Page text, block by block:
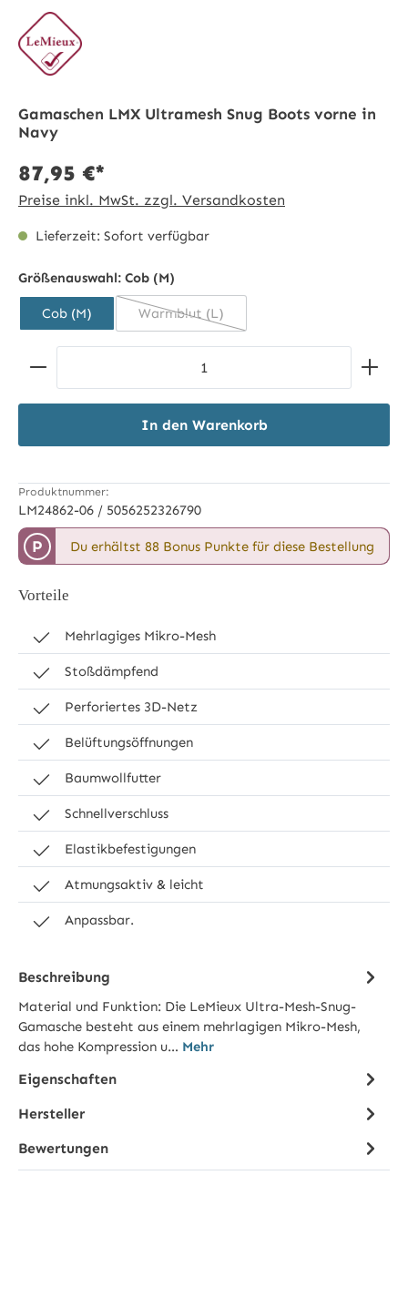
Gamaschen LMX Ultramesh Snug Boots vorne in
Navy
87,95 €*
Preise inkl. MwSt. zzgl. Versandkosten
Lieferzeit: Sofort verfügbar
Größenauswahl: Cob (M)
Cob (M) Warmblut (L)
(Diese Option ist zurzeit nicht
Produkt Anzahl: Gib den gewünschten Wert ein
In den Warenkorb
Produktnummer:
LM24862-06 / 5056252326790
P Du erhältst 88 Bonus Punkte für diese Bestellung
Vorteile
Mehrlagiges Mikro-Mesh
Stoßdämpfend
Perforiertes 3D-Netz
Belüftungsöffnungen
Baumwollfutter
Schnellverschluss
Elastikbefestigungen
Atmungsaktiv & leicht
Anpassbar.
Beschreibung
Material und Funktion: Die LeMieux Ultra-Mesh-Snug-
Gamasche besteht aus einem mehrlagigen Mikro-Mesh,
das hohe Kompression u… Mehr
Eigenschaften
Hersteller
Bewertungen